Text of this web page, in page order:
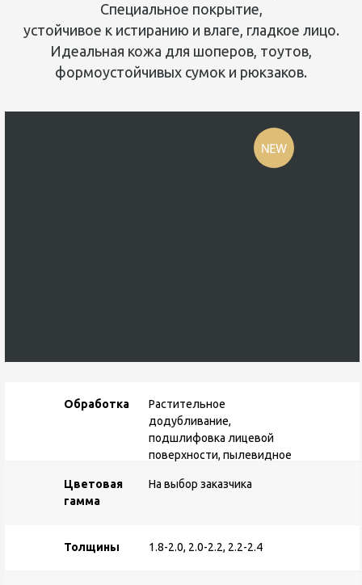
Специальное покрытие,
устойчивое к истиранию и влаге, гладкое лицо.
Идеальная кожа для шоперов, тоутов,
формоустойчивых сумок и рюкзаков.
Обработка
Растительное
додубливание,
подшлифовка лицевой
поверхности, пылевидное
Цветовая
гамма
На выбор заказчика
Толщины 1.8-2.0, 2.0-2.2, 2.2-2.4